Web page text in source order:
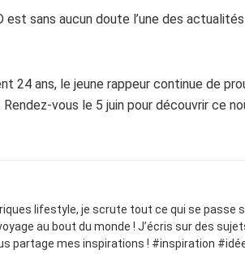
est sans aucun doute l’une des
24 ans, le jeune rappeur continue de
vous le 5 juin pour découvrir ce
lifestyle, je scrute tout ce qui se passe
au bout du monde ! J’écris sur des
partage mes inspirations ! #inspiration